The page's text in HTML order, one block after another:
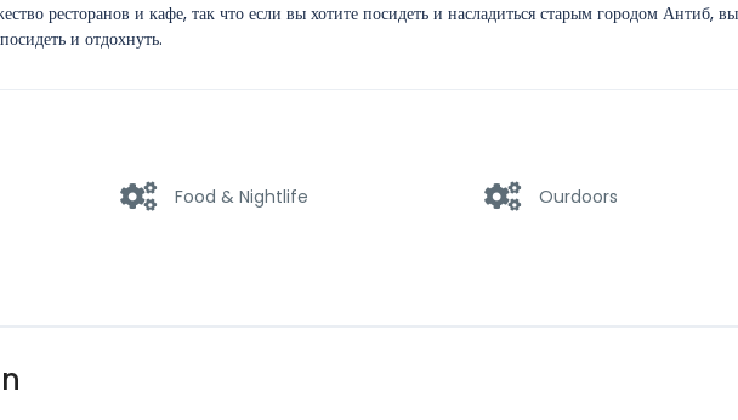
ресторанов и кафе, так что если вы хотите посидеть и насладиться старым городом Антиб,
и отдохнуть.
Food & Nightlife Ourdoors